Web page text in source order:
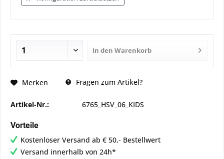
In den Warenkorb
Merken Fragen zum Artikel?
Artikel-Nr.: 6765_HSV_06_KIDS
Vorteile
Kostenloser Versand ab € 50,- Bestellwert
Versand innerhalb von 24h*